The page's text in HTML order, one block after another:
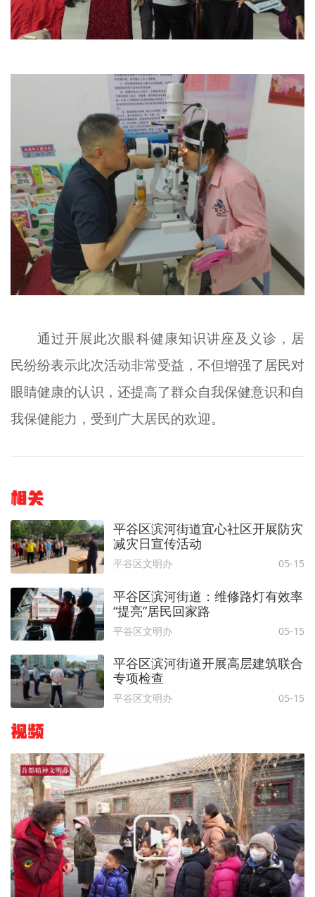
通过开展此次眼科健康知识讲座及义诊，居
民纷纷表示此次活动非常受益，不但增强了居民对
眼睛健康的认识，还提高了群众自我保健意识和自
我保健能力，受到广大居民的欢迎。
相关
平谷区滨河街道宜心社区开展防灾
减灾日宣传活动
平谷区文明办 05-15
平谷区滨河街道：维修路灯有效率
“提亮”居民回家路
平谷区文明办 05-15
平谷区滨河街道开展高层建筑联合
专项检查
平谷区文明办 05-15
视频